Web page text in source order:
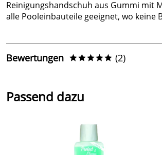
Reinigungshandschuh aus Gummi mit
alle Pooleinbauteile geeignet, wo keine
Bewertungen ***** (2)
5Passend dazu